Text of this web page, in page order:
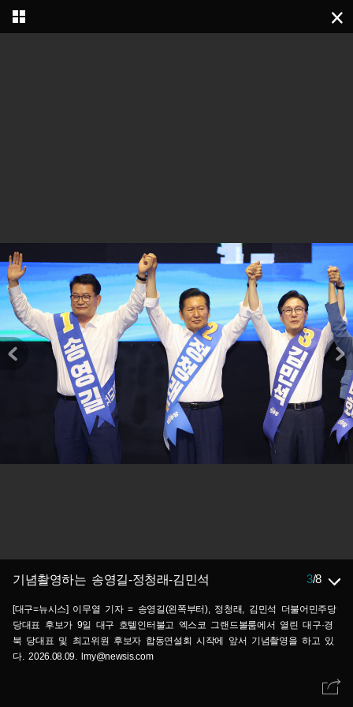
기념촬영하는 송영길-정청래-김민석 3/8
[대구=뉴시스] 이무열 기자 = 송영길(왼쪽부터), 정청래, 김민석 더불어민주당
당대표 후보가 9일 대구 호텔인터불고 엑스코 그랜드볼룸에서 열린 대구·경
북 당대표 및 최고위원 후보자 합동연설회 시작에 앞서 기념촬영을 하고 있
다. 2026.08.09. lmy@newsis.com